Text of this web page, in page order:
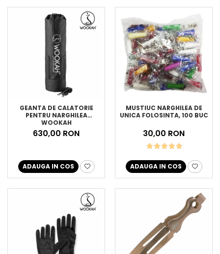
GEANTA DE CALATORIE
PENTRU NARGHILEA
WOOKAH
630,00 RON
ADAUGA IN COS
MUSTIUC NARGHILEA DE
UNICA FOLOSINTA, 100 BUC
30,00 RON
ADAUGA IN COS